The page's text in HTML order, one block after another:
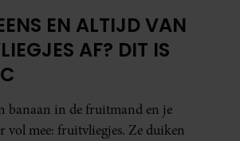
EN ALTIJD VAN
AF? DIT IS
banaan in de fruitmand en je
vol mee: fruitvliegjes. Ze duiken